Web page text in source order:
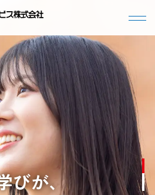
働く環境
サステナビリティ
びが、